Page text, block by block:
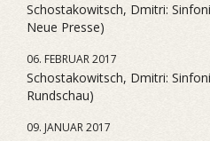
Schostakowitsch, Dmitri:
Neue Presse)
06. FEBRUAR 2017
Schostakowitsch, Dmitri:
Rundschau)
09. JANUAR 2017